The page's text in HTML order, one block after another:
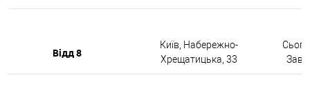
Відд 8
Київ, Набережно-
Хрещатицька, 33